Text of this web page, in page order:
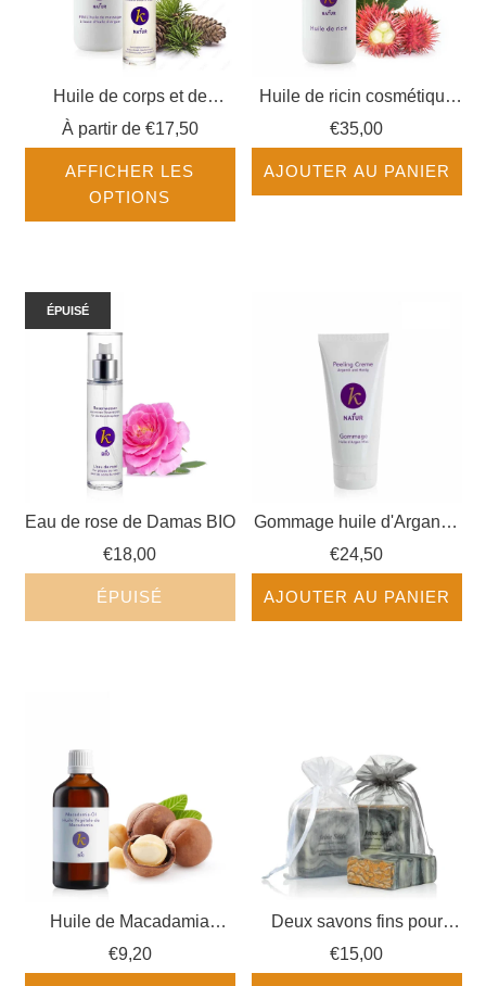
Huile de corps et de
massage Pin NATUR
À partir de €17,50
AFFICHER LES
OPTIONS
Huile de ricin cosmétique
NATUR
€35,00
AJOUTER AU PANIER
ÉPUISÉ
Eau de rose de Damas BIO
€18,00
ÉPUISÉ
Gommage huile d'Argan et
miel NATUR
€24,50
AJOUTER AU PANIER
Huile de Macadamia
cosmétique BIO
€9,20
Deux savons fins pour
visage & corps NATUR
€15,00